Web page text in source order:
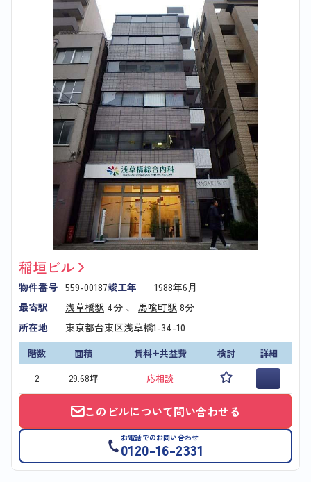
稲垣ビル
物件番号 559-00187竣工年
1988年6月
最寄駅
浅草橋駅 4分 、 馬喰町駅 8分
所在地
東京都台東区浅草橋1-34-10
階数 面積 賃料+共益費 検討
詳細
2
29.68坪 応相談
このビルについて問い合わせる
お電話でのお問い合わせ
0120-16-2331